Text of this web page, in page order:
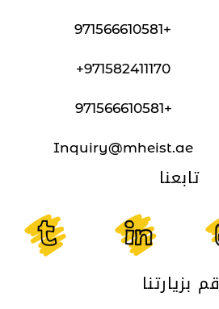
+971566610581
971582411170+
+971566610581
Inquiry@mheist.ae
تابعنا
قم بزيارتنا